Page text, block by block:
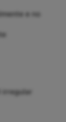
e no
irregular